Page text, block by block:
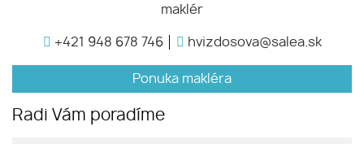
maklér
+421 948 678 746 hvizdosova@salea.sk
Ponuka makléra
Radi Vám poradíme